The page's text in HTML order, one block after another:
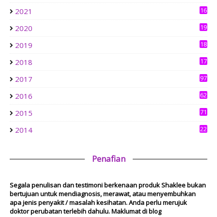
6 days ago
aziankhalil.com
Mesyuarat Badan Kebajikan Sekolah Agama dan Penyampaian
Hadiah
Show All
2021
16
2020
19
2019
18
2018
17
2017 97
2016 62
2015 71
2014 22
Penafian
Segala penulisan dan testimoni berkenaan produk Shaklee bukan
bertujuan untuk mendiagnosis, merawat, atau menyembuhkan
apa jenis penyakit / masalah kesihatan. Anda perlu merujuk
doktor perubatan terlebih dahulu. Maklumat di blog